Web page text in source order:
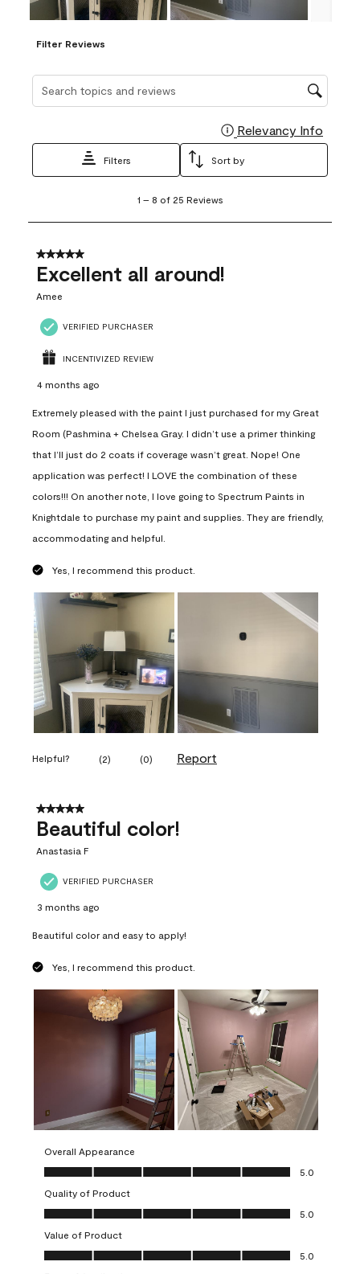
Filter Reviews
Relevancy Info
Filters Sort by
8
25
Reviews
1 – 8 of 25 Reviews
5 out of 5 stars.
Excellent all around!
Amee
VERIFIED PURCHASER
INCENTIVIZED REVIEW
4 months ago
Extremely pleased with the paint I just purchased for my Great
Room (Pashmina + Chelsea Gray. I didn’t use a primer thinking
that I’ll just do 2 coats if coverage wasn’t great. Nope! One
application was perfect! I LOVE the combination of these
colors!!! On another note, I love going to Spectrum Paints in
Knightdale to purchase my paint and supplies. They are friendly,
accommodating and helpful.
Yes, I recommend this product.
Helpful? (2) (0) Report
5 out of 5 stars.
Beautiful color!
Anastasia F
VERIFIED PURCHASER
3 months ago
Beautiful color and easy to apply!
Yes, I recommend this product.
Overall Appearance
Overall Appearance, 5.0 out of 5
5.0
Quality of Product
Quality of Product, 5.0 out of 5
5.0
Value of Product
Value of Product, 5.0 out of 5
5.0